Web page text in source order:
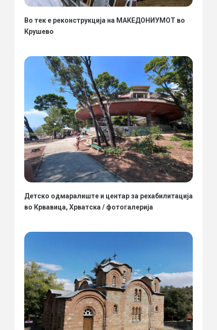
Во тек е реконструкција на МАКЕДОНИУМОТ во
Крушево
Детско одмаралиште и центар за рехабилитација
во Крвавица, Хрватска / фотогалерија